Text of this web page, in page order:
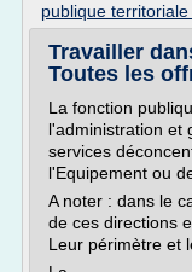
publique
Travailler
Toutes les
La fonction
l'administration et
services
l'Equipement ou
A noter : dans le
de ces directions
Leur périmètre et